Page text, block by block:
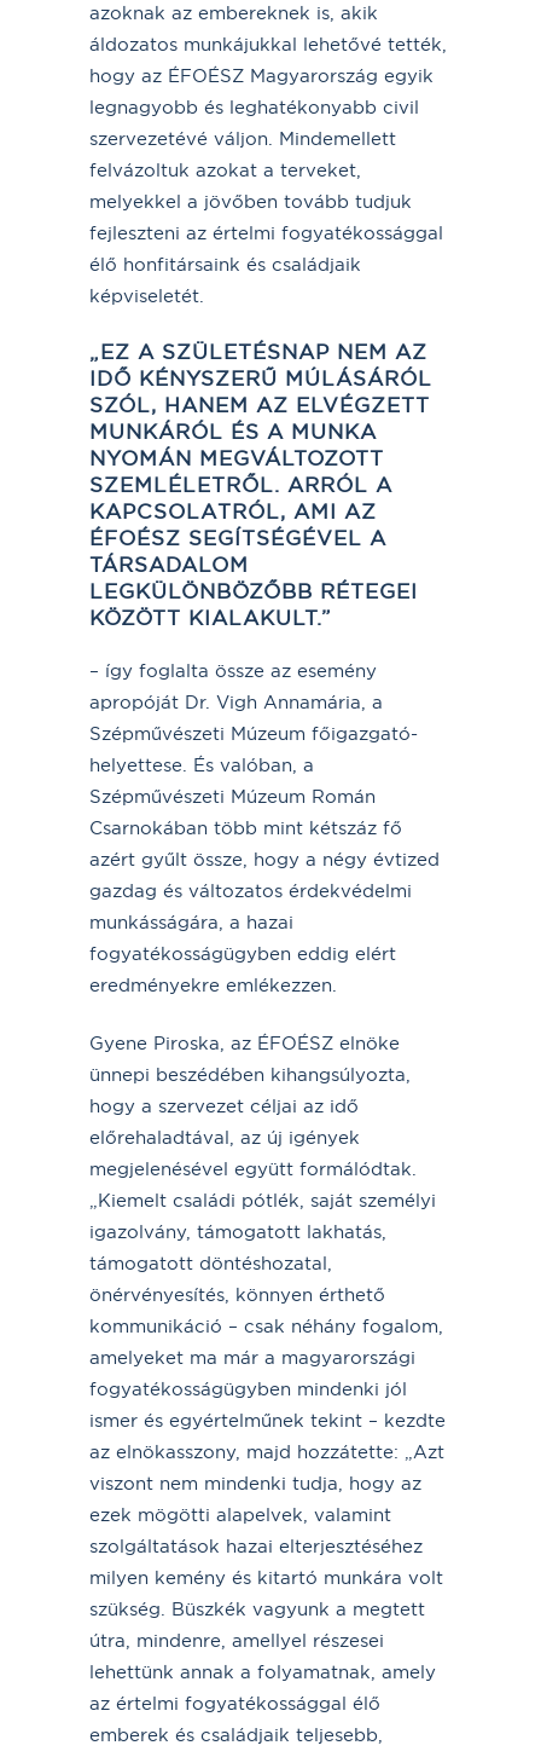
azoknak az embereknek is, akik
áldozatos munkájukkal lehetővé tették,
hogy az ÉFOÉSZ Magyarország egyik
legnagyobb és leghatékonyabb civil
szervezetévé váljon. Mindemellett
felvázoltuk azokat a terveket,
melyekkel a jövőben tovább tudjuk
fejleszteni az értelmi fogyatékossággal
élő honfitársaink és családjaik
képviseletét.
„EZ A SZÜLETÉSNAP NEM AZ
IDŐ KÉNYSZERŰ MÚLÁSÁRÓL
SZÓL, HANEM AZ ELVÉGZETT
MUNKÁRÓL ÉS A MUNKA
NYOMÁN MEGVÁLTOZOTT
SZEMLÉLETRŐL. ARRÓL A
KAPCSOLATRÓL, AMI AZ
ÉFOÉSZ SEGÍTSÉGÉVEL A
TÁRSADALOM
LEGKÜLÖNBÖZŐBB RÉTEGEI
KÖZÖTT KIALAKULT.”
– így foglalta össze az esemény
apropóját Dr. Vigh Annamária, a
Szépművészeti Múzeum főigazgató-
helyettese. És valóban, a
Szépművészeti Múzeum Román
Csarnokában több mint kétszáz fő
azért gyűlt össze, hogy a négy évtized
gazdag és változatos érdekvédelmi
munkásságára, a hazai
fogyatékosságügyben eddig elért
eredményekre emlékezzen.
Gyene Piroska, az ÉFOÉSZ elnöke
ünnepi beszédében kihangsúlyozta,
hogy a szervezet céljai az idő
előrehaladtával, az új igények
megjelenésével együtt formálódtak.
„Kiemelt családi pótlék, saját személyi
igazolvány, támogatott lakhatás,
támogatott döntéshozatal,
önérvényesítés, könnyen érthető
kommunikáció – csak néhány fogalom,
amelyeket ma már a magyarországi
fogyatékosságügyben mindenki jól
ismer és egyértelműnek tekint – kezdte
az elnökasszony, majd hozzátette: „Azt
viszont nem mindenki tudja, hogy az
ezek mögötti alapelvek, valamint
szolgáltatások hazai elterjesztéséhez
milyen kemény és kitartó munkára volt
szükség. Büszkék vagyunk a megtett
útra, mindenre, amellyel részesei
lehettünk annak a folyamatnak, amely
az értelmi fogyatékossággal élő
emberek és családjaik teljesebb,